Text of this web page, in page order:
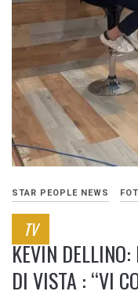
STAR PEOPLE NEWS
TV
KEVIN
DI VISTA : “VI